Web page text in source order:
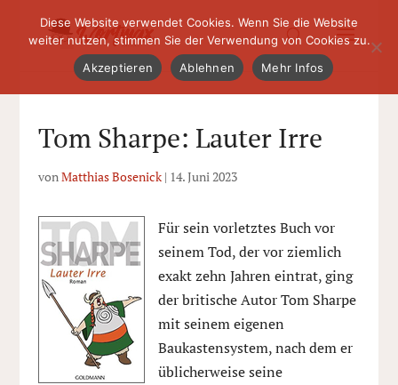
Tom Sharpe: Lauter Irre
vonMatthias Bosenick| 14. Juni 2023
Für sein vorletztes Buch vor
seinem Tod, der vor ziemlich
exakt zehn Jahren eintrat, ging
der britische Autor Tom Sharpe
mit seinem eigenen
Baukastensystem, nach dem er
üblicherweise seine
Diese Website verwendet Cookies. Wenn Sie die Website
weiter nutzen, stimmen Sie der Verwendung von Cookies zu.
Akzeptieren
Ablehnen Mehr Infos